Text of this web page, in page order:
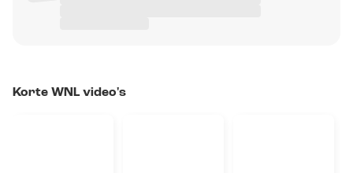
Korte WNL video's